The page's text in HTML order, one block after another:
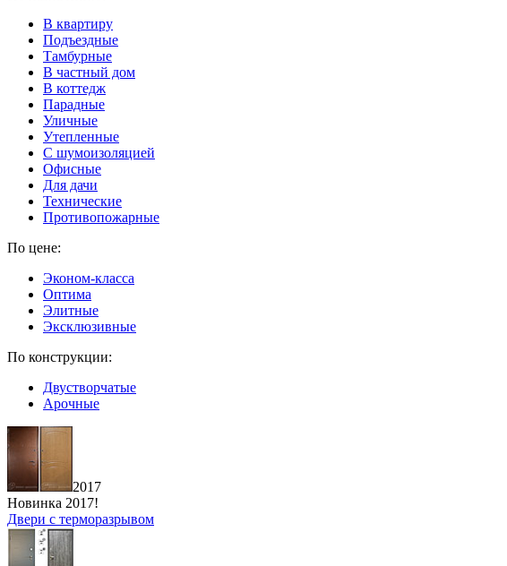
В квартиру
Подъездные
Тамбурные
В частный дом
В коттедж
Парадные
Уличные
Утепленные
C шумоизоляцией
Офисные
Для дачи
Технические
Противопожарные
По цене:
Эконом-класса
Оптима
Элитные
Эксклюзивные
По конструкции:
Двустворчатые
Арочные
2017
Новинка 2017!
Двери с терморазрывом